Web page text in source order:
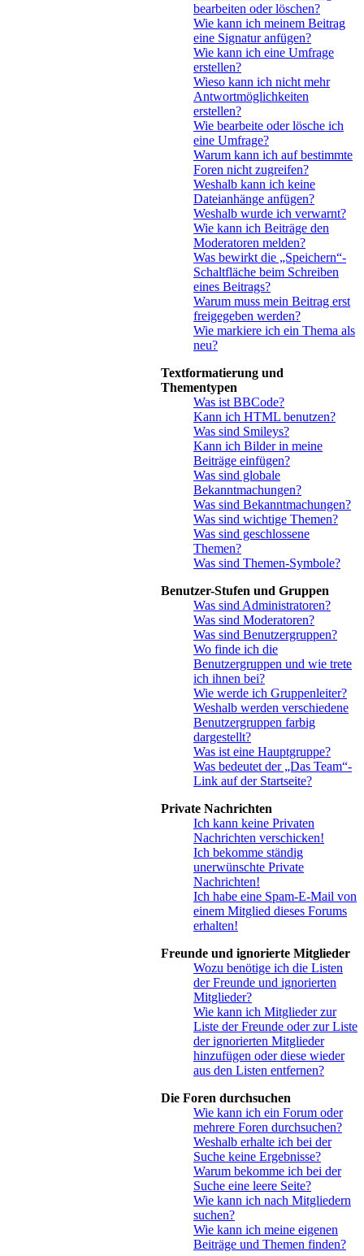
bearbeiten oder löschen?
Wie kann ich meinem Beitrag
eine Signatur anfügen?
Wie kann ich eine Umfrage
erstellen?
Wieso kann ich nicht mehr
Antwortmöglichkeiten
erstellen?
Wie bearbeite oder lösche ich
eine Umfrage?
Warum kann ich auf bestimmte
Foren nicht zugreifen?
Weshalb kann ich keine
Dateianhänge anfügen?
Weshalb wurde ich verwarnt?
Wie kann ich Beiträge den
Moderatoren melden?
Was bewirkt die „Speichern“-
Schaltfläche beim Schreiben
eines Beitrags?
Warum muss mein Beitrag erst
freigegeben werden?
Wie markiere ich ein Thema als
neu?
Textformatierung und
Thementypen
Was ist BBCode?
Kann ich HTML benutzen?
Was sind Smileys?
Kann ich Bilder in meine
Beiträge einfügen?
Was sind globale
Bekanntmachungen?
Was sind Bekanntmachungen?
Was sind wichtige Themen?
Was sind geschlossene
Themen?
Was sind Themen-Symbole?
Benutzer-Stufen und Gruppen
Was sind Administratoren?
Was sind Moderatoren?
Was sind Benutzergruppen?
Wo finde ich die
Benutzergruppen und wie trete
ich ihnen bei?
Wie werde ich Gruppenleiter?
Weshalb werden verschiedene
Benutzergruppen farbig
dargestellt?
Was ist eine Hauptgruppe?
Was bedeutet der „Das Team“-
Link auf der Startseite?
Private Nachrichten
Ich kann keine Privaten
Nachrichten verschicken!
Ich bekomme ständig
unerwünschte Private
Nachrichten!
Ich habe eine Spam-E-Mail von
einem Mitglied dieses Forums
erhalten!
Freunde und ignorierte Mitglieder
Wozu benötige ich die Listen
der Freunde und ignorierten
Mitglieder?
Wie kann ich Mitglieder zur
Liste der Freunde oder zur Liste
der ignorierten Mitglieder
hinzufügen oder diese wieder
aus den Listen entfernen?
Die Foren durchsuchen
Wie kann ich ein Forum oder
mehrere Foren durchsuchen?
Weshalb erhalte ich bei der
Suche keine Ergebnisse?
Warum bekomme ich bei der
Suche eine leere Seite?
Wie kann ich nach Mitgliedern
suchen?
Wie kann ich meine eigenen
Beiträge und Themen finden?